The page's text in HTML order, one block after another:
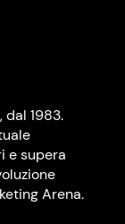
1983.
e supera
Arena.